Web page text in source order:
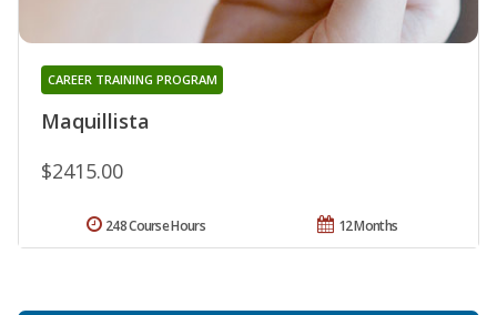
Maquillista
CAREER TRAINING PROGRAM
$2415.00
12 Months
248 Course Hours